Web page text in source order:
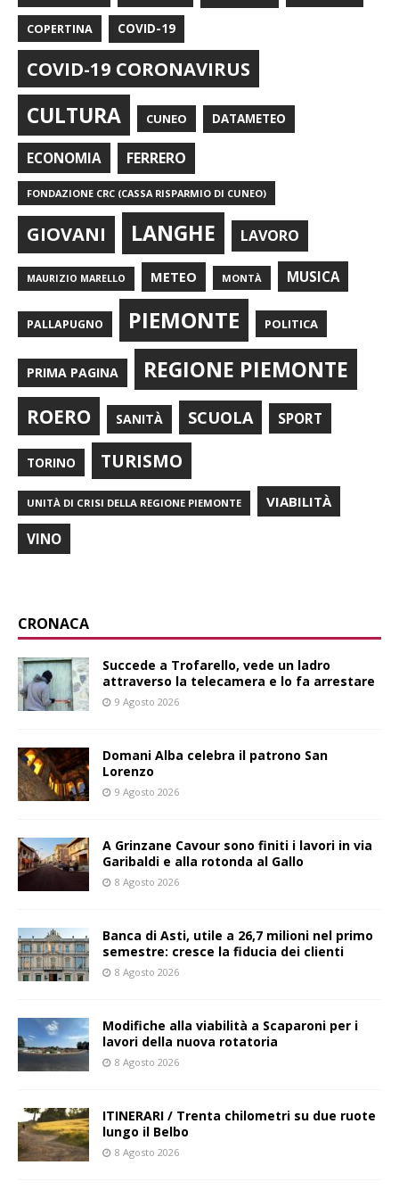
COPERTINA COVID-19
COVID-19 CORONAVIRUS
CULTURA CUNEO DATAMETEO
ECONOMIA FERRERO
FONDAZIONE CRC (CASSA RISPARMIO DI CUNEO)
GIOVANI LANGHE LAVORO
MAURIZIO MARELLO METEO MONTÀ MUSICA
PALLAPUGNO PIEMONTE POLITICA
PRIMA PAGINA REGIONE PIEMONTE
ROERO SANITÀ SCUOLA SPORT
TORINO TURISMO
UNITÀ DI CRISI DELLA REGIONE PIEMONTE VIABILITÀ
VINO
CRONACA
Succede a Trofarello, vede un ladro
attraverso la telecamera e lo fa arrestare
9 Agosto 2026
Domani Alba celebra il patrono San
Lorenzo
9 Agosto 2026
A Grinzane Cavour sono finiti i lavori in via
Garibaldi e alla rotonda al Gallo
8 Agosto 2026
Banca di Asti, utile a 26,7 milioni nel primo
semestre: cresce la fiducia dei clienti
8 Agosto 2026
Modifiche alla viabilità a Scaparoni per i
lavori della nuova rotatoria
8 Agosto 2026
ITINERARI / Trenta chilometri su due ruote
lungo il Belbo
8 Agosto 2026